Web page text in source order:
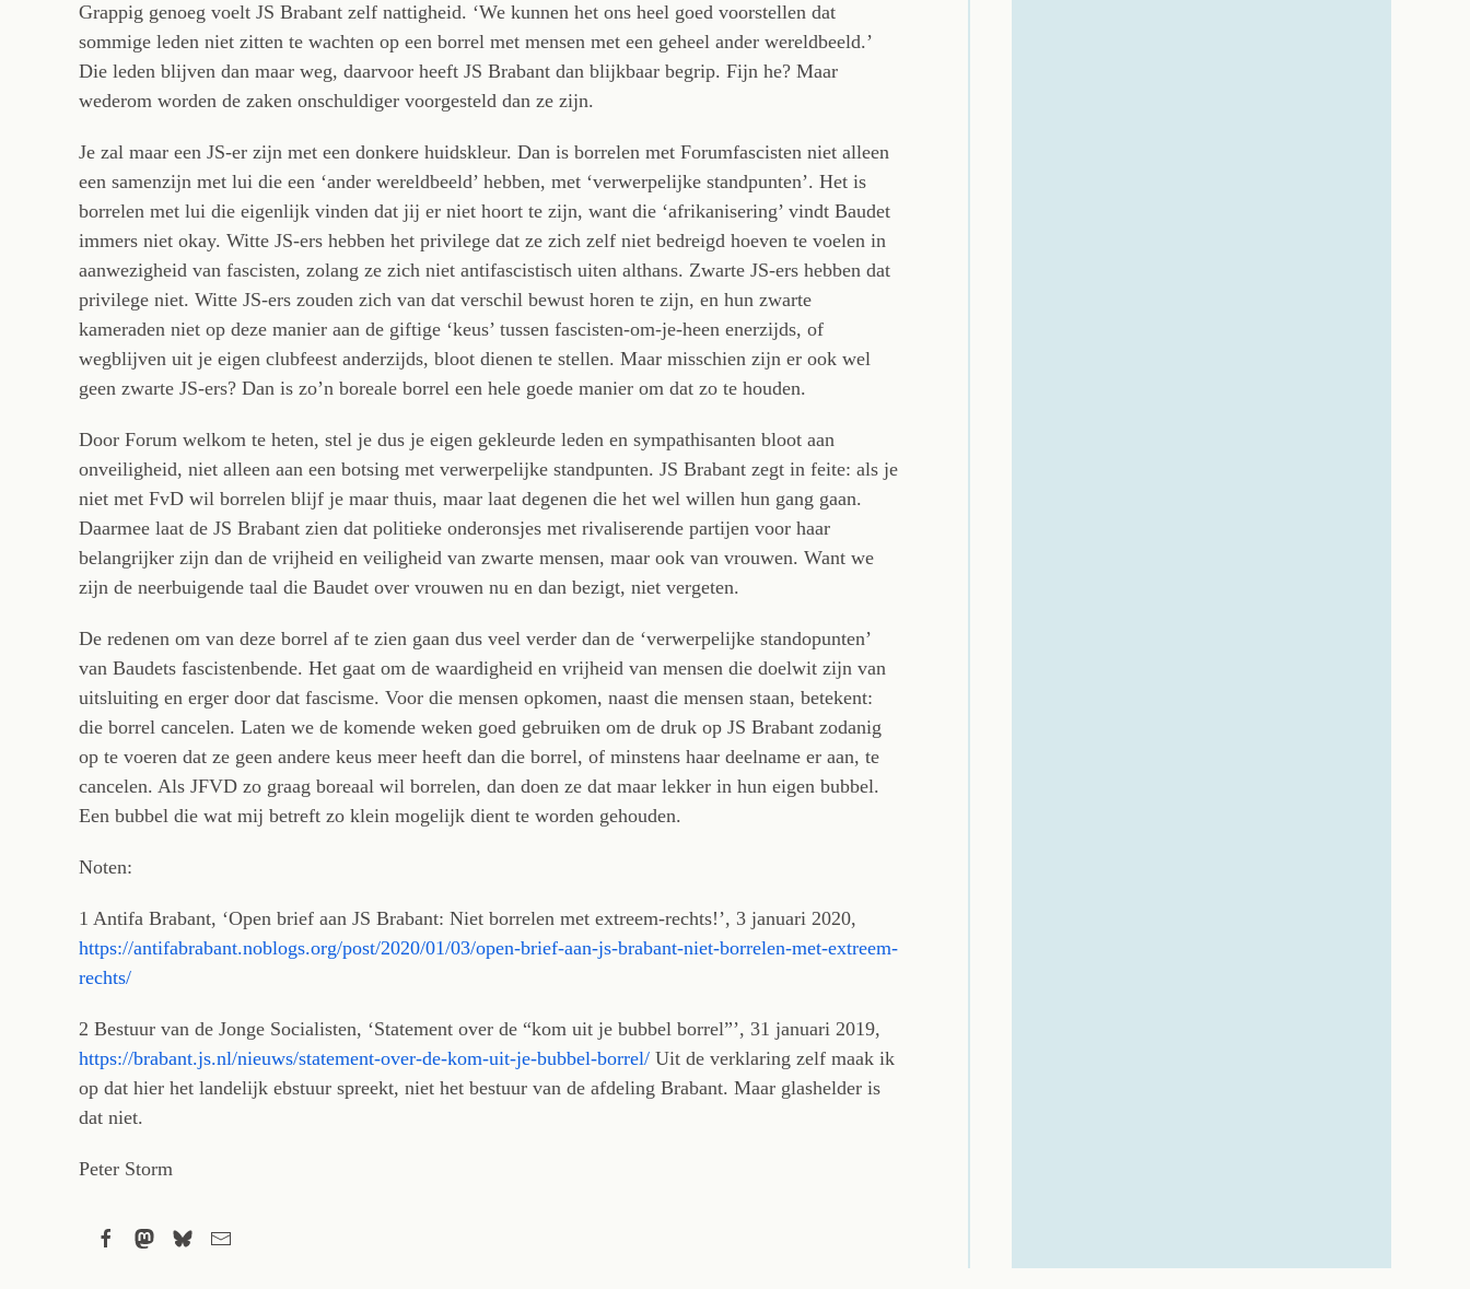
Grappig genoeg voelt JS Brabant zelf nattigheid. ‘We kunnen het ons heel goed voorstellen dat
sommige leden niet zitten te wachten op een borrel met mensen met een geheel ander wereldbeeld.’
Die leden blijven dan maar weg, daarvoor heeft JS Brabant dan blijkbaar begrip. Fijn he? Maar
wederom worden de zaken onschuldiger voorgesteld dan ze zijn.
Je zal maar een JS-er zijn met een donkere huidskleur. Dan is borrelen met Forumfascisten niet alleen
een samenzijn met lui die een ‘ander wereldbeeld’ hebben, met ‘verwerpelijke standpunten’. Het is
borrelen met lui die eigenlijk vinden dat jij er niet hoort te zijn, want die ‘afrikanisering’ vindt Baudet
immers niet okay. Witte JS-ers hebben het privilege dat ze zich zelf niet bedreigd hoeven te voelen in
aanwezigheid van fascisten, zolang ze zich niet antifascistisch uiten althans. Zwarte JS-ers hebben dat
privilege niet. Witte JS-ers zouden zich van dat verschil bewust horen te zijn, en hun zwarte
kameraden niet op deze manier aan de giftige ‘keus’ tussen fascisten-om-je-heen enerzijds, of
wegblijven uit je eigen clubfeest anderzijds, bloot dienen te stellen. Maar misschien zijn er ook wel
geen zwarte JS-ers? Dan is zo’n boreale borrel een hele goede manier om dat zo te houden.
Door Forum welkom te heten, stel je dus je eigen gekleurde leden en sympathisanten bloot aan
onveiligheid, niet alleen aan een botsing met verwerpelijke standpunten. JS Brabant zegt in feite: als je
niet met FvD wil borrelen blijf je maar thuis, maar laat degenen die het wel willen hun gang gaan.
Daarmee laat de JS Brabant zien dat politieke onderonsjes met rivaliserende partijen voor haar
belangrijker zijn dan de vrijheid en veiligheid van zwarte mensen, maar ook van vrouwen. Want we
zijn de neerbuigende taal die Baudet over vrouwen nu en dan bezigt, niet vergeten.
De redenen om van deze borrel af te zien gaan dus veel verder dan de ‘verwerpelijke standopunten’
van Baudets fascistenbende. Het gaat om de waardigheid en vrijheid van mensen die doelwit zijn van
uitsluiting en erger door dat fascisme. Voor die mensen opkomen, naast die mensen staan, betekent:
die borrel cancelen. Laten we de komende weken goed gebruiken om de druk op JS Brabant zodanig
op te voeren dat ze geen andere keus meer heeft dan die borrel, of minstens haar deelname er aan, te
cancelen. Als JFVD zo graag boreaal wil borrelen, dan doen ze dat maar lekker in hun eigen bubbel.
Een bubbel die wat mij betreft zo klein mogelijk dient te worden gehouden.
Noten:
1 Antifa Brabant, ‘Open brief aan JS Brabant: Niet borrelen met extreem-rechts!’, 3 januari 2020,
https://antifabrabant.noblogs.org/post/2020/01/03/open-brief-aan-js-brabant-niet-borrelen-met-extreem-
rechts/
2 Bestuur van de Jonge Socialisten, ‘Statement over de “kom uit je bubbel borrel”’, 31 januari 2019,
https://brabant.js.nl/nieuws/statement-over-de-kom-uit-je-bubbel-borrel/ Uit de verklaring zelf maak ik
op dat hier het landelijk ebstuur spreekt, niet het bestuur van de afdeling Brabant. Maar glashelder is
dat niet.
Peter Storm